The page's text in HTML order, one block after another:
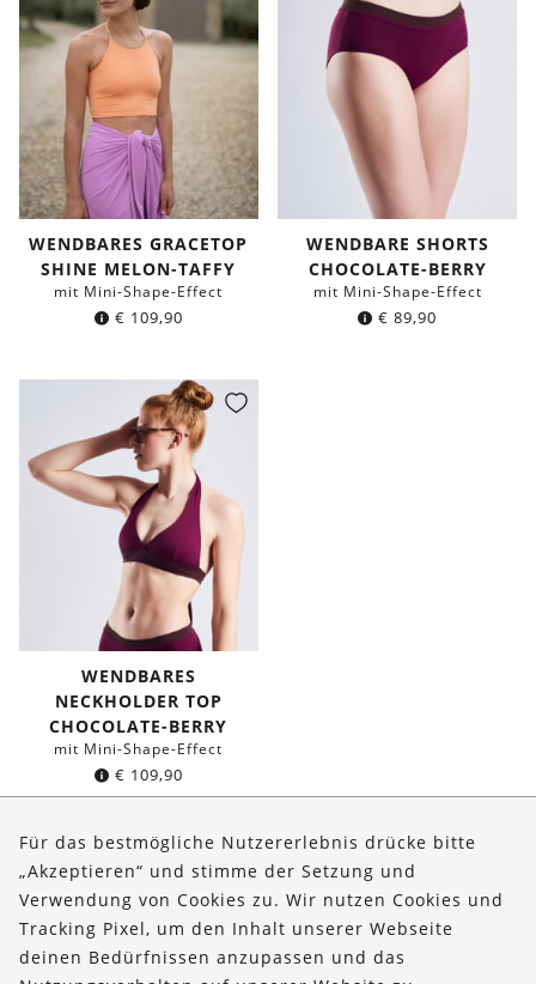
WENDBARES GRACETOP
SHINE MELON-TAFFY
mit Mini-Shape-Effect
€ 109,90
WENDBARE SHORTS
CHOCOLATE-BERRY
mit Mini-Shape-Effect
€ 89,90
WENDBARES
NECKHOLDER TOP
CHOCOLATE-BERRY
mit Mini-Shape-Effect
€ 109,90
Über uns
Bestellungen
Für das bestmögliche Nutzererlebnis drücke bitte
„Akzeptieren“ und stimme der Setzung und
Verwendung von Cookies zu. Wir nutzen Cookies und
Tracking Pixel, um den Inhalt unserer Webseite
deinen Bedürfnissen anzupassen und das